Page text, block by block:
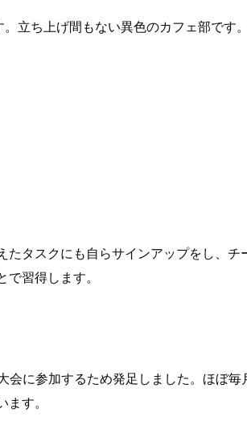
立ち上げ間もない異色のカフェ部で
タスクにも自らサインアップをし、
習得します。
に参加するため発足しました。ほぼ
す。